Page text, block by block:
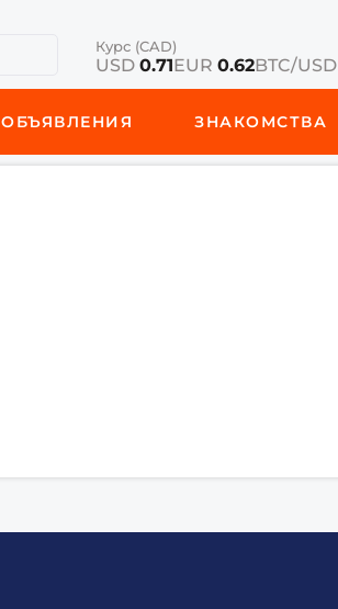
Курс (CAD)
USD 0.71EUR 0.62BTC/USD
ОБЪЯВЛЕНИЯ ЗНАКОМСТВА